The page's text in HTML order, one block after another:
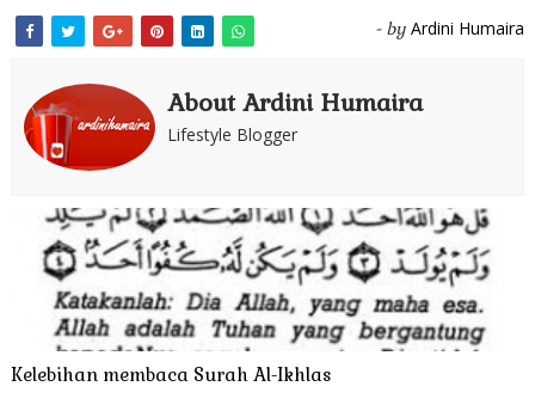
- by Ardini Humaira
About Ardini Humaira
Lifestyle Blogger
Kelebihan membaca Surah Al-Ikhlas